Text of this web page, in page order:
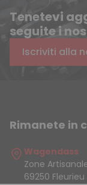
Tenetevi
seguite i
Iscriviti alla
Rimanete in
Wagendass
Zone
69250